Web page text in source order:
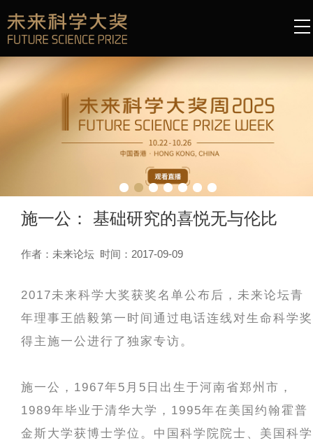
施一公： 基础研究的喜悦无与伦比
作者：未来论坛 时间：2017-09-09
2017未来科学大奖获奖名单公布后，未来论坛青
年理事王皓毅第一时间通过电话连线对生命科学奖
得主施一公进行了独家专访。
施一公，1967年5月5日出生于河南省郑州市，
1989年毕业于清华大学，1995年在美国约翰霍普
金斯大学获博士学位。中国科学院院士、美国科学